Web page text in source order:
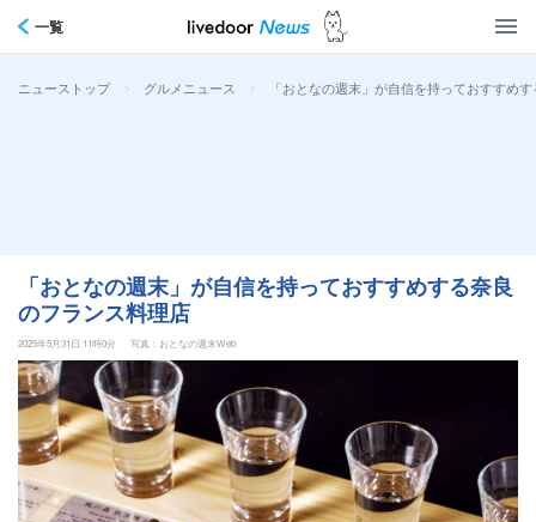
一覧
ニューストップ > グルメニュース > 「おとなの週末」が自信を持っておすすめ
「おとなの週末」が自信を持っておすすめする奈良
のフランス料理店
2025年5月31日 11時0分 写真：おとなの週末Web